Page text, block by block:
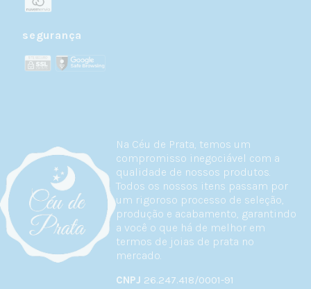
Na Céu de Prata, temos um
compromisso inegociável com a
qualidade de nossos produtos.
Todos os nossos itens passam por
um rigoroso processo de seleção,
produção e acabamento, garantindo
a você o que há de melhor em
termos de joias de prata no
mercado.
CNPJ 26.247.418/0001-91
segurança